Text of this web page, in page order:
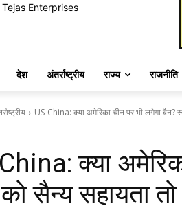
Enterprises
देश अंतर्राष्ट्रीय राज्य राजनीति
US-China: क्या अमेरिका चीन पर भी लगेगा बैन?
क्या
सैन्य सहायता तो